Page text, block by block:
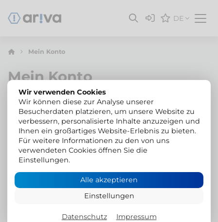
DE
Mein Konto
Mein Konto
Melden Sie sich an, um diese Funktion zu nutzen
E-Mail
Wir verwenden Cookies
Wir können diese zur Analyse unserer
Besucherdaten platzieren, um unsere Website zu
verbessern, personalisierte Inhalte anzuzeigen und
Ihnen ein großartiges Website-Erlebnis zu bieten.
Für weitere Informationen zu den von uns
verwendeten Cookies öffnen Sie die
Einstellungen.
Alle akzeptieren
Einstellungen
Datenschutz Impressum